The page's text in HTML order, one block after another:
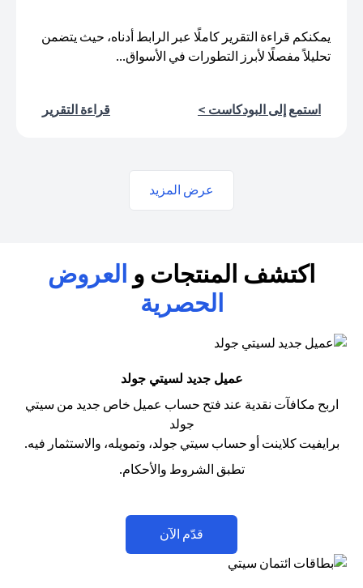
يمكنكم قراءة التقرير كاملًا عبر الرابط أدناه، حيث يتضمن
تحليلاً مفصلًا لأبرز التطورات في الأسواق...
استمع إلى البودكاست > قراءة التقرير
عرض المزيد
اكتشف المنتجات و العروض
الحصرية
عميل جديد لسيتي جولد
اربح مكافآت نقدية عند فتح حساب عميل خاص جديد من سيتي
جولد
برايفيت كلاينت أو حساب سيتي جولد، وتمويله، والاستثمار فيه.
تطبق الشروط والأحكام.
قدّم الآن